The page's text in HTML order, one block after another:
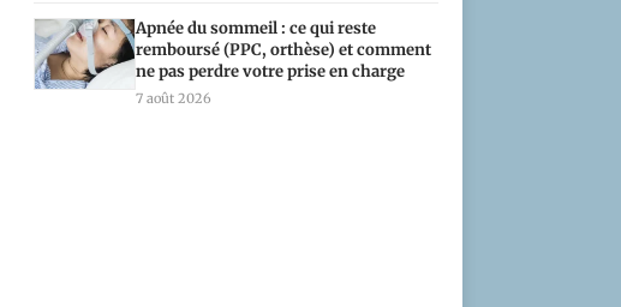
Apnée du sommeil : ce qui reste
remboursé (PPC, orthèse) et comment
ne pas perdre votre prise en charge
7 août 2026